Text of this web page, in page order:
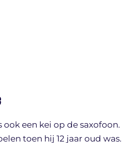
ook een kei op de saxofoon.
toen hij 12 jaar oud was.